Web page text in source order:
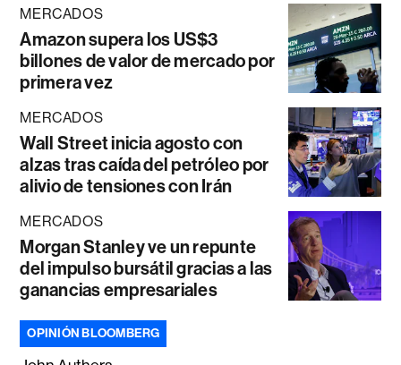
MERCADOS
Amazon supera los US$3
billones de valor de mercado por
primera vez
MERCADOS
Wall Street inicia agosto con
alzas tras caída del petróleo por
alivio de tensiones con Irán
MERCADOS
Morgan Stanley ve un repunte
del impulso bursátil gracias a las
ganancias empresariales
OPINIÓN BLOOMBERG